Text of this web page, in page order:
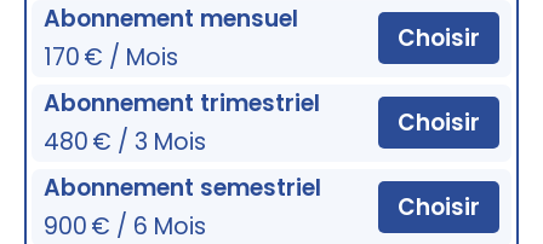
Abonnement mensuel
170 € / Mois
Choisir
Abonnement trimestriel
480 € / 3 Mois
Choisir
Abonnement semestriel
900 € / 6 Mois
Choisir